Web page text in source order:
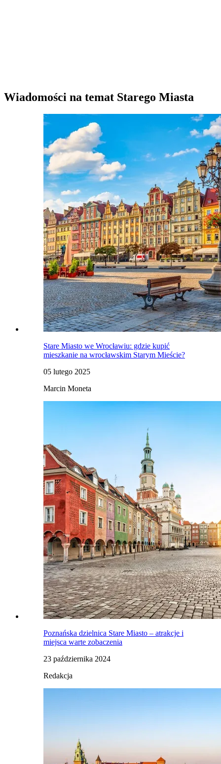
Wiadomości na temat Starego Miasta
Stare Miasto we Wrocławiu: gdzie kupić
mieszkanie na wrocławskim Starym Mieście?
05 lutego 2025
Marcin Moneta
Poznańska dzielnica Stare Miasto – atrakcje i
miejsca warte zobaczenia
23 października 2024
Redakcja